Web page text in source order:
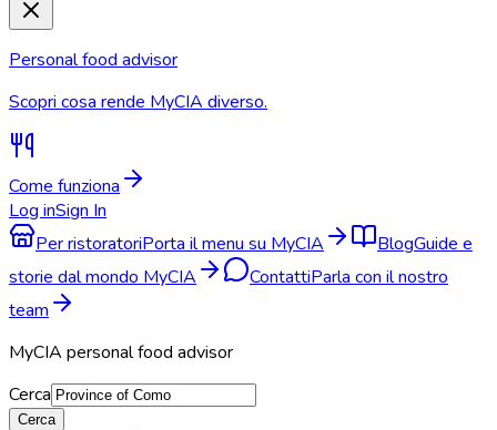
Personal food advisor
Scopri cosa rende MyCIA diverso.
Come funziona
Log inSign In
Per ristoratoriPorta il menu su MyCIA BlogGuide e
storie dal mondo MyCIA
ContattiParla con il nostro
team
MyCIA personal food advisor
Cerca
Cerca